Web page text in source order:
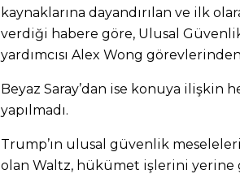
kaynaklarına dayandırılan ve ilk
verdiği habere göre, Ulusal
yardımcısı Alex Wong görevlerinden
Beyaz Saray’dan ise konuya ilişkin
yapılmadı.
Trump’ın ulusal güvenlik
olan Waltz, hükümet işlerini